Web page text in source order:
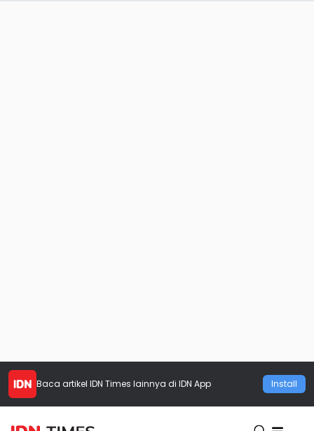
Baca artikel IDN Times lainnya di IDN App Install